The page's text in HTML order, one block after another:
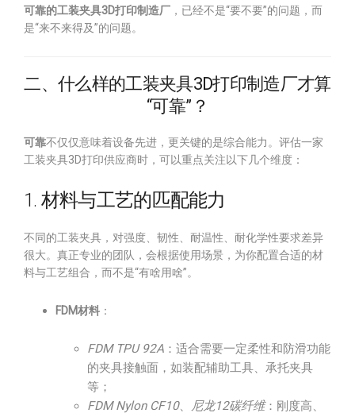
可靠的工装夹具3D打印制造厂 ，已经不是“要不要”的问题，而
是“来不来得及”的问题。
二、什么样的工装夹具3D打印制造厂才算
“可靠”？
可靠不仅仅意味着设备先进，更关键的是综合能力。评估一家
工装夹具3D打印供应商时，可以重点关注以下几个维度：
1. 材料与工艺的匹配能力
不同的工装夹具，对强度、韧性、耐温性、耐化学性要求差异
很大。真正专业的团队，会根据使用场景，为你配置合适的材
料与工艺组合，而不是“有啥用啥”。
FDM材料 ：
FDM TPU 92A ：适合需要一定柔性和防滑功能
的夹具接触面，如装配辅助工具、承托夹具
等；
FDM Nylon CF10、 尼龙12碳纤维：刚度高、